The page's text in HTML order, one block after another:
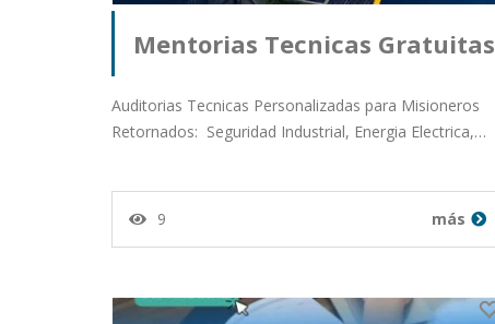
Mentorias Tecnicas Gratuitas
Para Misioneros Retornados
Estuardo Chen Camey desde
Guatemala en 30-07-26
Auditorias Tecnicas Personalizadas para Misioneros
Retornados: Seguridad Industrial, Energia Electrica,…
9 más